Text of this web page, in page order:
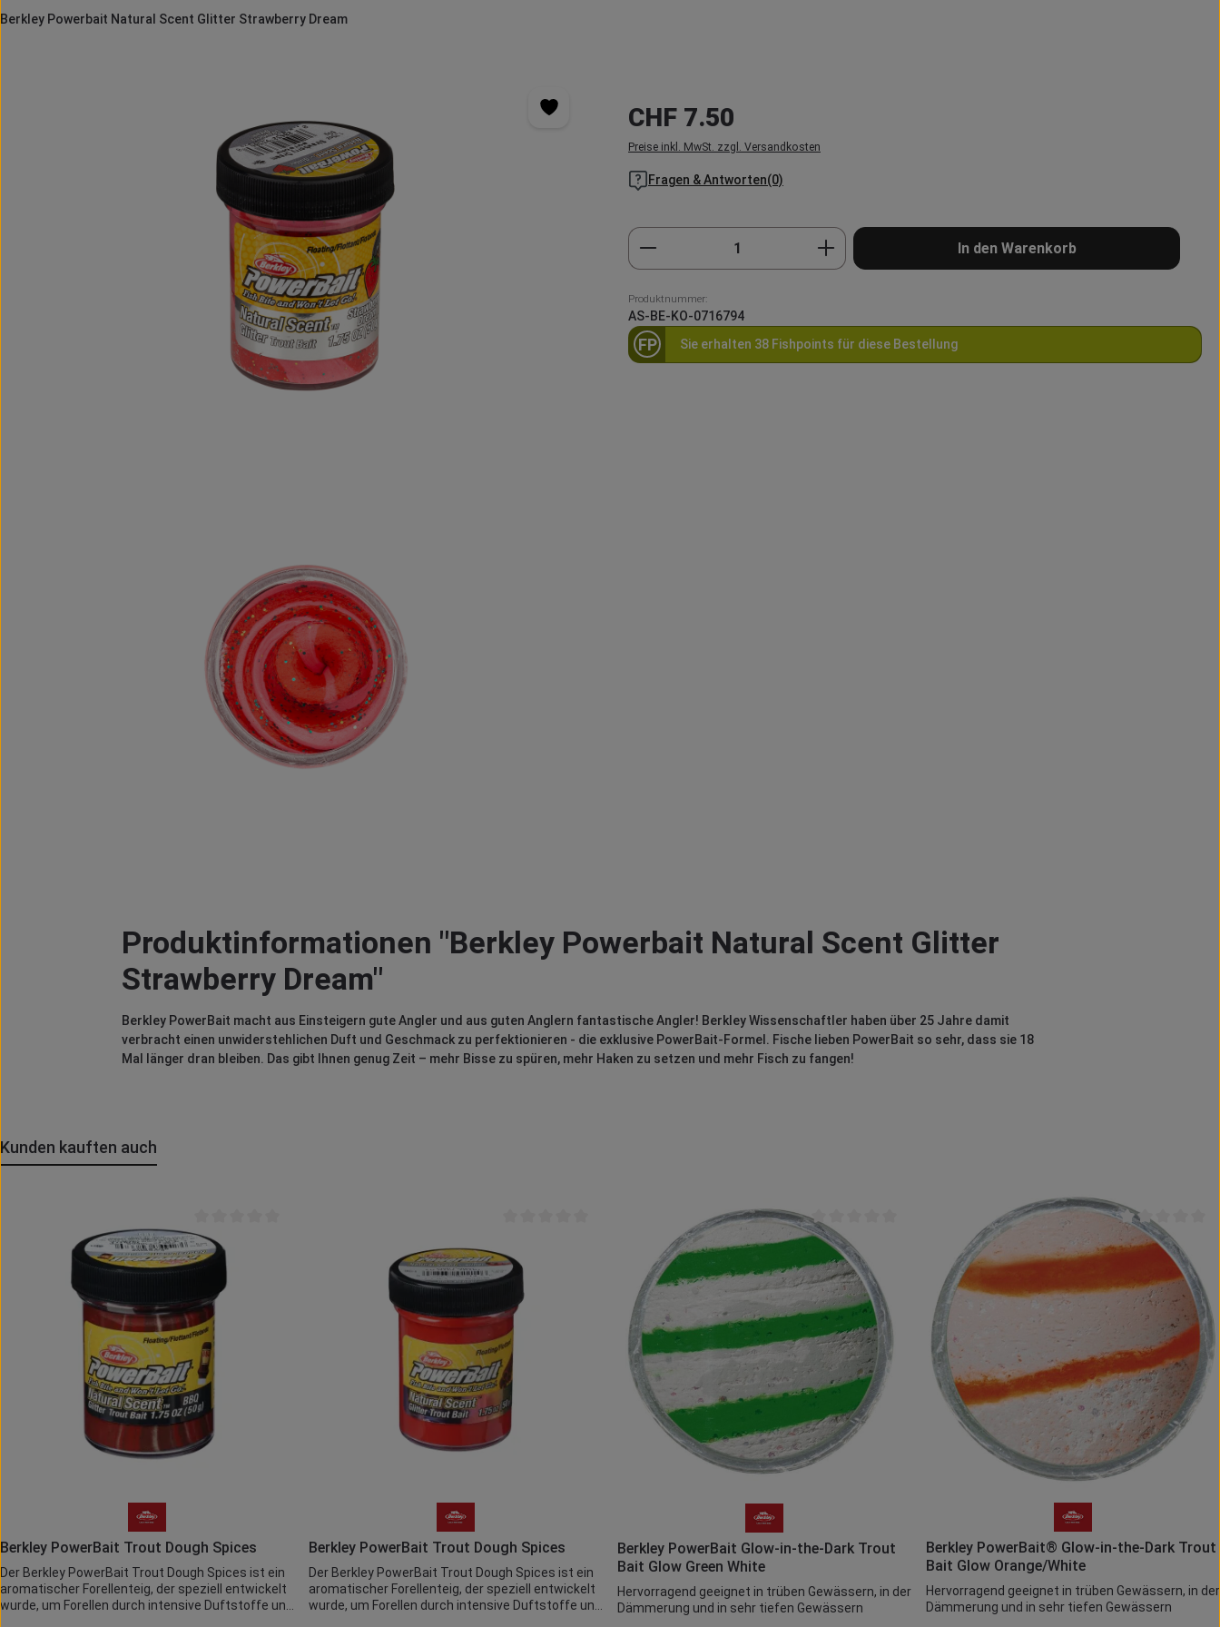
Berkley Powerbait Natural Scent Glitter Strawberry Dream
Regulärer Preis:
CHF 7.50
Preise inkl. MwSt. zzgl. Versandkosten
Fragen & Antworten(0)
Produkt Anzahl: Gib den gewünschten Wert ein oder
In den Warenkorb
Produktnummer:
AS-BE-KO-0716794
FP Sie erhalten 38 Fishpoints für diese Bestellung
Produktinformationen "Berkley Powerbait Natural Scent Glitter
Strawberry Dream"
Berkley PowerBait macht aus Einsteigern gute Angler und aus guten Anglern fantastische Angler! Berkley Wissenschaftler haben über 25 Jahre damit
verbracht einen unwiderstehlichen Duft und Geschmack zu perfektionieren - die exklusive PowerBait-Formel. Fische lieben PowerBait so sehr, dass sie 18
Mal länger dran bleiben. Das gibt Ihnen genug Zeit – mehr Bisse zu spüren, mehr Haken zu setzen und mehr Fisch zu fangen!
Kunden kauften auch
Durchschnittliche Bewertung von 0 von 5 Sternen
Produkt Anzahl: Gib den gewünschten Wert ein oder benutze die Schaltflächen um die Anzahl zu erhöhen oder zu
Berkley PowerBait Trout Dough Spices
Der Berkley PowerBait Trout Dough Spices ist ein
aromatischer Forellenteig, der speziell entwickelt
wurde, um Forellen durch intensive Duftstoffe und
Durchschnittliche Bewertung von 0 von 5 Sternen
Produkt Anzahl: Gib den gewünschten Wert ein oder benutze die Schaltflächen um die
Berkley PowerBait Trout Dough Spices
Der Berkley PowerBait Trout Dough Spices ist ein
aromatischer Forellenteig, der speziell entwickelt
wurde, um Forellen durch intensive Duftstoffe und
Durchschnittliche Bewertung von 0 von 5 Sternen
Produkt Anzahl: Gib den gewünschten Wert ein oder
Berkley PowerBait Glow-in-the-Dark Trout
Bait Glow Green White
Hervorragend geeignet in trüben Gewässern, in der
Dämmerung und in sehr tiefen Gewässern
Produkt Anzahl: Gib den
Berkley PowerBait® Glow-in-the-Dark Trout
Bait Glow Orange/White
Hervorragend geeignet in trüben Gewässern, in der
Dämmerung und in sehr tiefen Gewässern